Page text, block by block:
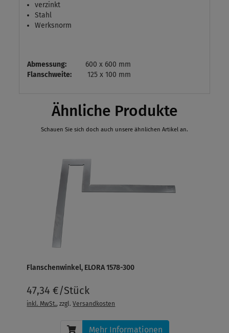
verzinkt
Stahl
Werksnorm
Abmessung:
600 x 600 mm
Flanschweite:
125 x 100 mm
Ähnliche Produkte
Schauen Sie sich doch auch unsere ähnlichen Artikel an.
Flanschenwinkel, ELORA 1578-300
47,34 €/Stück
inkl. MwSt., zzgl.Versandkosten
Mehr Informationen